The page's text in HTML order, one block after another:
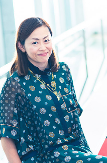
#エンタメ業
#サステナブルな取り組
#リ